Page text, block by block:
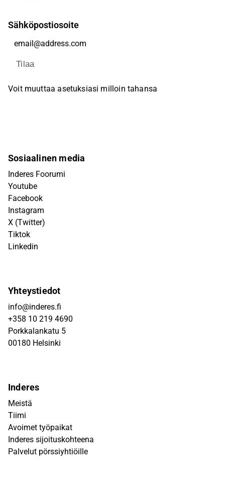
Sähköpostiosoite
Tilaa
Voit muuttaa asetuksiasi milloin tahansa
Sosiaalinen media
Inderes Foorumi
Youtube
Facebook
Instagram
X (Twitter)
Tiktok
Linkedin
Yhteystiedot
info@inderes.fi
+358 10 219 4690
Porkkalankatu 5
00180 Helsinki
Inderes
Meistä
Tiimi
Avoimet työpaikat
Inderes sijoituskohteena
Palvelut pörssiyhtiöille